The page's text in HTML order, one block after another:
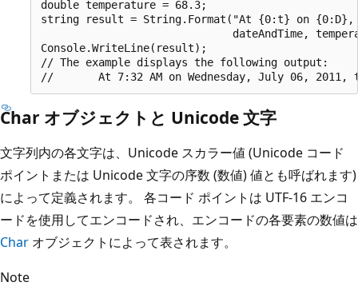
double temperature = 68.3;
string result = String.Format("At {0:t} on {0:D},
dateAndTime,
Console.WriteLine(result);
// The example displays the following output:
Char オブジェクトと Unicode 文字
文字列内の各文字は、Unicode スカラー値 (Unicode コード
ポイントまたは Unicode 文字の序数 (数値) 値とも呼ばれます)
によって定義されます。 各コード ポイントは UTF-16 エンコ
ードを使用してエンコードされ、エンコードの各要素の数値は
Char オブジェクトによって表されます。
Note